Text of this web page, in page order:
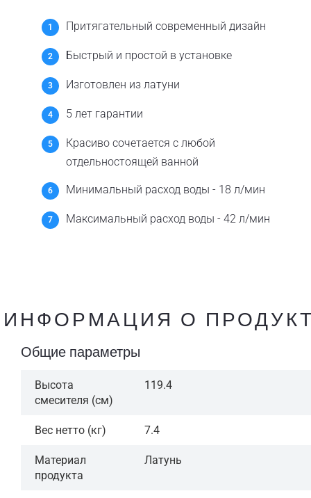
Притягательный современный дизайн
Быстрый и простой в установке
Изготовлен из латуни
5 лет гарантии
Красиво сочетается с любой
отдельностоящей ванной
Минимальный расход воды - 18 л/мин
Максимальный расход воды - 42 л/мин
ИНФОРМАЦИЯ О
Общие параметры
Высота
смесителя (см)
119.4
Вес нетто (кг) 7.4
Материал
продукта
Латунь